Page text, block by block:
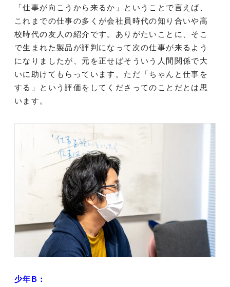
「仕事が向こうから来るか」ということで言えば、
これまでの仕事の多くが会社員時代の知り合いや高
校時代の友人の紹介です。ありがたいことに、そこ
で生まれた製品が評判になって次の仕事が来るよう
になりましたが、元を正せばそういう人間関係で大
いに助けてもらっています。ただ「ちゃんと仕事を
する」という評価をしてくださってのことだとは思
います。
少年B：